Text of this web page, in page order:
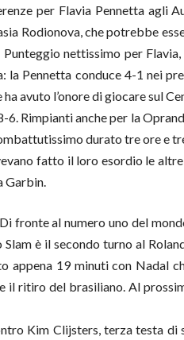
per Flavia Pennetta agli
Rodionova, che potrebbe
nettissimo per Flavia,
la Pennetta conduce 4-1 nei
avuto l’onore di giocare sul
Rimpianti anche per la
durato tre ore e
fatto il loro esordio le
Garbin.
fronte al numero uno del
è il secondo turno al
appena 19 minuti con Nadal
il ritiro del brasiliano. Al
Kim Clijsters, terza testa di